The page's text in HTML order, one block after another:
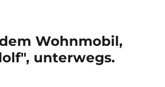
Wohnmobil,
unterwegs.